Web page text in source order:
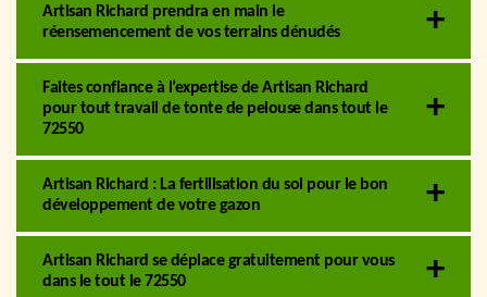
Artisan Richard prendra en main le
réensemencement de vos terrains dénudés
Faites confiance à l’expertise de Artisan Richard
pour tout travail de tonte de pelouse dans tout le
72550
Artisan Richard : La fertilisation du sol pour le bon
développement de votre gazon
Artisan Richard se déplace gratuitement pour vous
dans le tout le 72550